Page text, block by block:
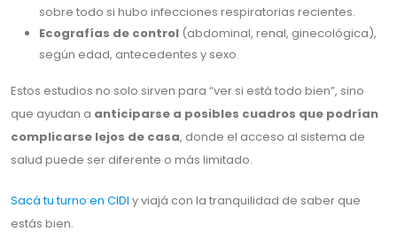
sobre todo si hubo infecciones respiratorias recientes.
Ecografías de control (abdominal, renal, ginecológica),
según edad, antecedentes y sexo.
Estos estudios no solo sirven para “ver si está todo bien”, sino
que ayudan a anticiparse a posibles cuadros que podrían
complicarse lejos de casa, donde el acceso al sistema de
salud puede ser diferente o más limitado.
Sacá tu turno en CIDI y viajá con la tranquilidad de saber que
estás bien.